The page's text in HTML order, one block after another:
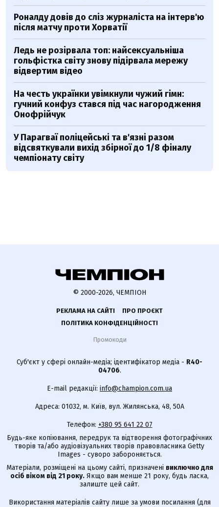
Роналду довів до сліз журналіста на інтерв'ю
після матчу проти Хорватії
Ледь не розірвала топ: найсексуальніша
гольфістка світу знову підірвала мережу
відвертим відео
На честь українки увімкнули чужий гімн:
гучний конфуз стався під час нагородження
Онофрійчук
У Парагваї поліцейські та в'язні разом
відсвяткували вихід збірної до 1/8 фіналу
чемпіонату світу
© 2000-2026, ЧЕМПІОН
РЕКЛАМА НА САЙТІ
ПРО ПРОЄКТ
ПОЛІТИКА КОНФІДЕНЦІЙНОСТІ
Промокоди
Суб'єкт у сфері онлайн-медіа; ідентифікатор медіа - R40-
04706.
E-mail редакції: info@champion.com.ua
Адреса: 01032, м. Київ, вул. Жилянська, 48, 50А
Телефон: +380 95 641 22 07
Будь-яке копіювання, передрук та відтворення фотографічних
творів та/або аудіовізуальних творів правовласника Getty
Images - суворо забороняється.
Матеріали, розміщені на цьому сайті, призначені виключно для
осіб віком від 21 року. Якщо вам менше 21 року, будь ласка,
залиште цей сайт.
Використання матеріалів сайту лише за умови посилання (для